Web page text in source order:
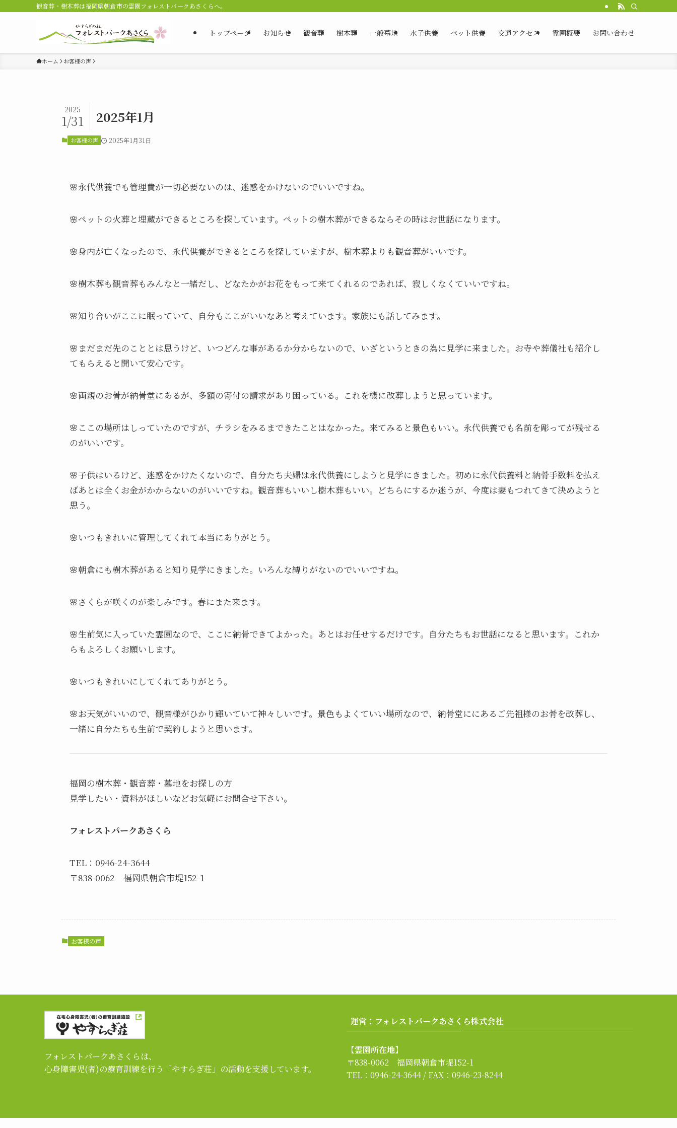
観音葬・樹木葬は福岡県朝倉市の霊園フォレストパークあさくらへ。
トップページ お知らせ 観音葬 樹木葬 一般墓地 水子供養 ペット供養 交通アクセス 霊園概要 お問い合わせ
ホーム お客様の声
2025年1月
2025
1/31
お客様の声 2025年1月31日
🌸永代供養でも管理費が一切必要ないのは、迷惑をかけないのでいいですね。
🌸ペットの火葬と埋蔵ができるところを探しています。ペットの樹木葬ができるならその時はお世話になります。
🌸身内が亡くなったので、永代供養ができるところを探していますが、樹木葬よりも観音葬がいいです。
🌸樹木葬も観音葬もみんなと一緒だし、どなたかがお花をもって来てくれるのであれば、寂しくなくていいですね。
🌸知り合いがここに眠っていて、自分もここがいいなあと考えています。家族にも話してみます。
🌸まだまだ先のこととは思うけど、いつどんな事があるか分からないので、いざというときの為に見学に来ました。お寺や葬儀社も紹介し
てもらえると聞いて安心です。
🌸両親のお骨が納骨堂にあるが、多額の寄付の請求があり困っている。これを機に改葬しようと思っています。
🌸ここの場所はしっていたのですが、チラシをみるまできたことはなかった。来てみると景色もいい。永代供養でも名前を彫ってが残せる
のがいいです。
🌸子供はいるけど、迷惑をかけたくないので、自分たち夫婦は永代供養にしようと見学にきました。初めに永代供養料と納骨手数料を払え
ばあとは全くお金がかからないのがいいですね。観音葬もいいし樹木葬もいい。どちらにするか迷うが、今度は妻もつれてきて決めようと
思う。
🌸いつもきれいに管理してくれて本当にありがとう。
🌸朝倉にも樹木葬があると知り見学にきました。いろんな縛りがないのでいいですね。
🌸さくらが咲くのが楽しみです。春にまた来ます。
🌸生前気に入っていた霊園なので、ここに納骨できてよかった。あとはお任せするだけです。自分たちもお世話になると思います。これか
らもよろしくお願いします。
🌸いつもきれいにしてくれてありがとう。
🌸お天気がいいので、観音様がひかり輝いていて神々しいです。景色もよくていい場所なので、納骨堂ににあるご先祖様のお骨を改葬し、
一緒に自分たちも生前で契約しようと思います。
福岡の樹木葬・観音葬・墓地をお探しの方
見学したい・資料がほしいなどお気軽にお問合せ下さい。
フォレストパークあさくら
TEL：0946-24-3644
〒838-0062 福岡県朝倉市堤152-1
お客様の声
フォレストパークあさくらは、
心身障害児(者)の療育訓練を行う「やすらぎ荘」の活動を支援しています。
運営：フォレストパークあさくら株式会社
【霊園所在地】
〒838-0062 福岡県朝倉市堤152-1
TEL：0946-24-3644 / FAX：0946-23-8244